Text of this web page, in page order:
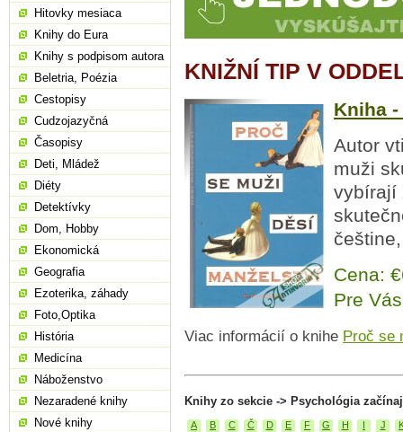
KNIŽNÍ TIP V
Kniha
Autor
muži
vybírají
Cena:
Pre
Viac informácií o knihe Proč se
Knihy zo sekcie -> Psychológia
A B C Č D E F G H I J
Hitovky mesiaca
Knihy do Eura
Knihy s podpisom autora
Beletria, Poézia
Cestopisy
Cudzojazyčná
Časopisy
Deti, Mládež
Diéty
Detektívky
Dom, Hobby
Ekonomická
Geografia
Ezoterika, záhady
Foto,Optika
História
Medicína
Náboženstvo
Nezaradené knihy
Nové knihy